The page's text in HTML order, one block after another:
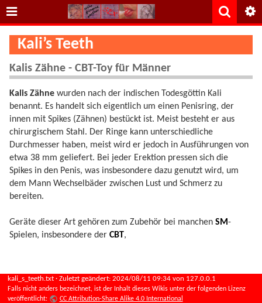
Kali’s Teeth
Kalis Zähne - CBT-Toy für Männer
Kalis Zähne wurden nach der indischen Todesgöttin Kali
benannt. Es handelt sich eigentlich um einen Penisring, der
innen mit Spikes (Zähnen) bestückt ist. Meist besteht er aus
chirurgischem Stahl. Der Ringe kann unterschiedliche
Durchmesser haben, meist wird er jedoch in Ausführungen von
etwa 38 mm geliefert. Bei jeder Erektion pressen sich die
Spikes in den Penis, was insbesondere dazu genutzt wird, um
dem Mann Wechselbäder zwischen Lust und Schmerz zu
bereiten.
Geräte dieser Art gehören zum Zubehör bei manchen SM-
Spielen, insbesondere der CBT,
kali_s_teeth.txt · Zuletzt geändert: 2024/08/11 09:34 von 127.0.0.1
Falls nicht anders bezeichnet, ist der Inhalt dieses Wikis unter der folgenden Lizenz
veröffentlicht:
CC Attribution-Share Alike 4.0 International